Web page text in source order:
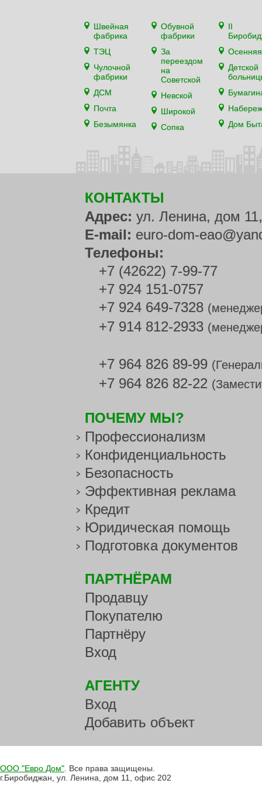
Швейная
фабрика
ТЭЦ
Чулочной
фабрики
ДСМ
Почта
Безымянка
Обувной
фабрики
За
переездом
на
Советской
Невской
Широкой
Сопка
II
Осенняя
Детской
Дом
КОНТАКТЫ
Адрес: ул. Ленина, дом
E-mail: euro-dom-
Телефоны:
+7 (42622) 7-99-77
+7 924 151-0757
+7 924 649-7328
+7 914 812-2933
+7 964 826 89-99
+7 964 826 82-22
ПОЧЕМУ МЫ?
Профессионализм
Конфиденциальность
Безопасность
Эффективная реклама
Кредит
Юридическая помощь
Подготовка документов
ПАРТНЁРАМ
Продавцу
Покупателю
Партнёру
Вход
АГЕНТУ
Вход
Добавить объект
ООО "Евро Дом". Все права защищены.
г.Биробиджан, ул. Ленина, дом 11, офис 202